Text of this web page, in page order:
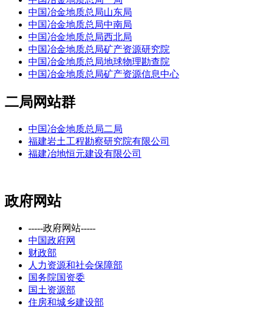
中国冶金地质总局山东局
中国冶金地质总局中南局
中国冶金地质总局西北局
中国冶金地质总局矿产资源研究院
中国冶金地质总局地球物理勘查院
中国冶金地质总局矿产资源信息中心
二局网站群
中国冶金地质总局二局
福建岩土工程勘察研究院有限公司
福建冶地恒元建设有限公司
政府网站
-----政府网站-----
中国政府网
财政部
人力资源和社会保障部
国务院国资委
国土资源部
住房和城乡建设部